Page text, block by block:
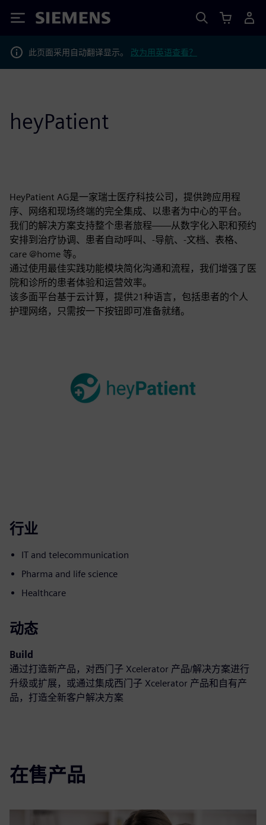
Siemens
此页面采用自动翻译显示。 改为用英语查看？
heyPatient
HeyPatient AG是一家瑞士医疗科技公司，提供跨应用程
序、网络和现场终端的完全集成、以患者为中心的平台。
我们的解决方案支持整个患者旅程——从数字化入职和预约
安排到治疗协调、患者自动呼叫、-导航、-文档、表格、
care @home 等。
通过使用最佳实践功能模块简化沟通和流程，我们增强了医
院和诊所的患者体验和运营效率。
该多面平台基于云计算，提供21种语言，包括患者的个人
护理网络，只需按一下按钮即可准备就绪。
行业
IT and telecommunication
Pharma and life science
Healthcare
动态
Build
通过打造新产品，对西门子 Xcelerator 产品/解决方案进行
升级或扩展，或通过集成西门子 Xcelerator 产品和自有产
品，打造全新客户解决方案
在售产品